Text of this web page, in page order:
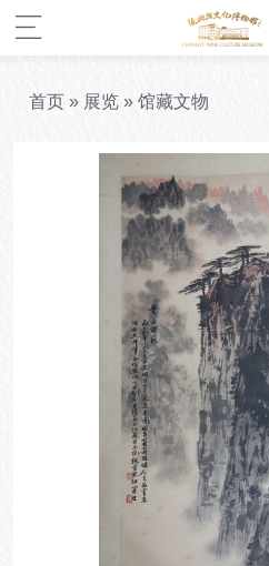
首页 » 展览 » 馆藏文物